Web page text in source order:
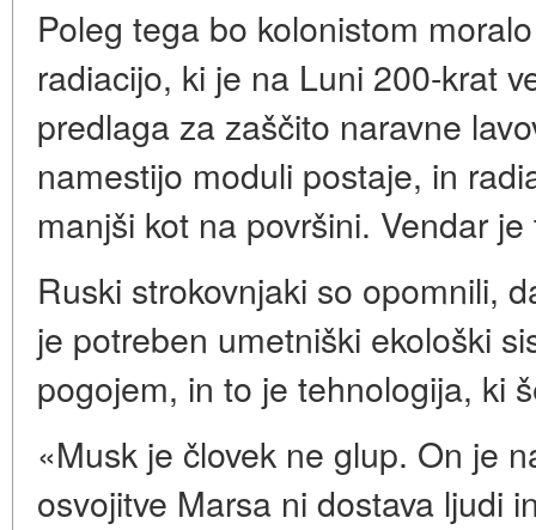
Poleg tega bo kolonistom
radiacijo, ki je na Luni 200-krat
predlaga za zaščito naravne
namestijo moduli postaje, in
manjši kot na površini. Vendar
Ruski strokovnjaki so opomnili,
je potreben umetniški ekološki
pogojem, in to je tehnologija, ki
«Musk je človek ne glup. On je
osvojitve Marsa ni dostava ljudi